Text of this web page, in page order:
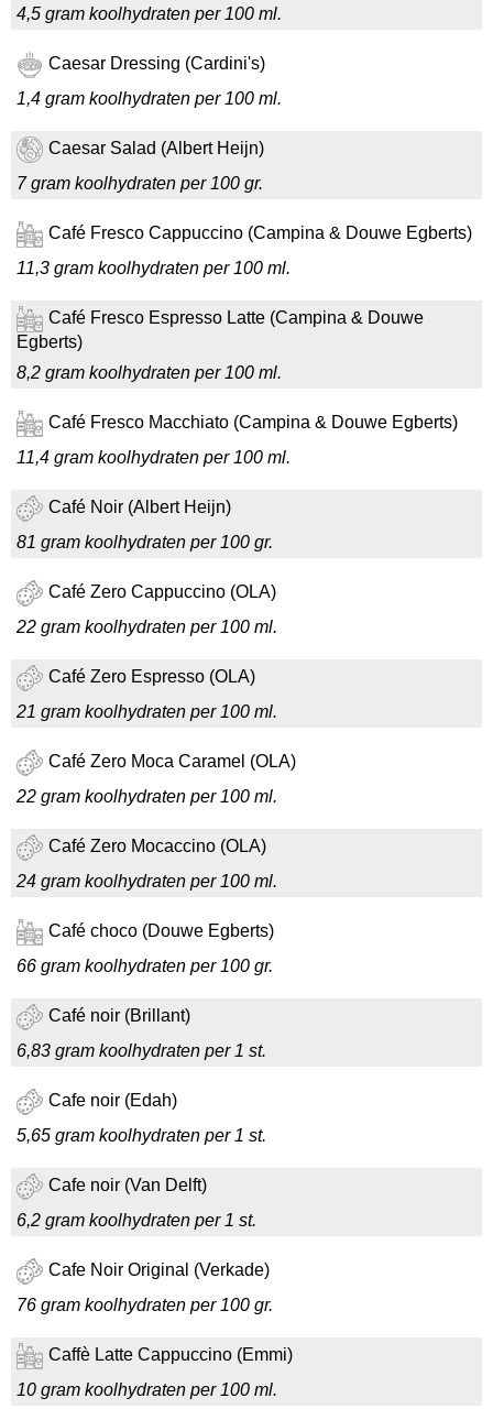
4,5 gram koolhydraten per 100 ml.
Caesar Dressing (Cardini's)
1,4 gram koolhydraten per 100 ml.
Caesar Salad (Albert Heijn)
7 gram koolhydraten per 100 gr.
Café Fresco Cappuccino (Campina & Douwe Egberts)
11,3 gram koolhydraten per 100 ml.
Café Fresco Espresso Latte (Campina & Douwe
Egberts)
8,2 gram koolhydraten per 100 ml.
Café Fresco Macchiato (Campina & Douwe Egberts)
11,4 gram koolhydraten per 100 ml.
Café Noir (Albert Heijn)
81 gram koolhydraten per 100 gr.
Café Zero Cappuccino (OLA)
22 gram koolhydraten per 100 ml.
Café Zero Espresso (OLA)
21 gram koolhydraten per 100 ml.
Café Zero Moca Caramel (OLA)
22 gram koolhydraten per 100 ml.
Café Zero Mocaccino (OLA)
24 gram koolhydraten per 100 ml.
Café choco (Douwe Egberts)
66 gram koolhydraten per 100 gr.
Café noir (Brillant)
6,83 gram koolhydraten per 1 st.
Cafe noir (Edah)
5,65 gram koolhydraten per 1 st.
Cafe noir (Van Delft)
6,2 gram koolhydraten per 1 st.
Cafe Noir Original (Verkade)
76 gram koolhydraten per 100 gr.
Caffè Latte Cappuccino (Emmi)
10 gram koolhydraten per 100 ml.